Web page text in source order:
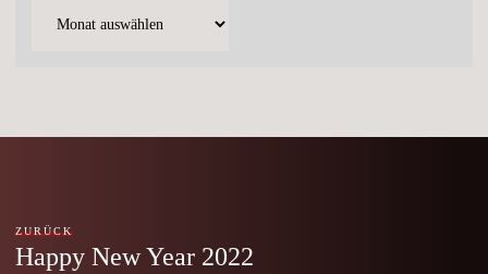
ZURÜCK
Happy New Year 2022